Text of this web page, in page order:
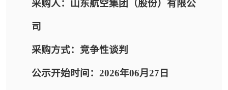
采购人：山东航空集团（股份）有限公
司
采购方式：竞争性谈判
公示开始时间：2026年06月27日